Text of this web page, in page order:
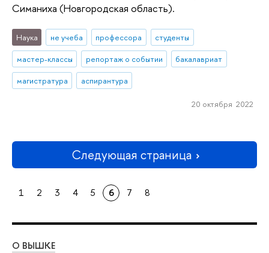
Симаниха (Новгородская область).
Наука не учеба профессора
студенты
мастер-классы
репортаж о событии
бакалавриат
магистратура
аспирантура
20 октября 2022
Следующая страница
1 2 3 4 5 6 7 8
О ВЫШКЕ